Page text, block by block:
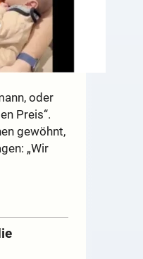
oder
Preis“.
gewöhnt,
„Wir